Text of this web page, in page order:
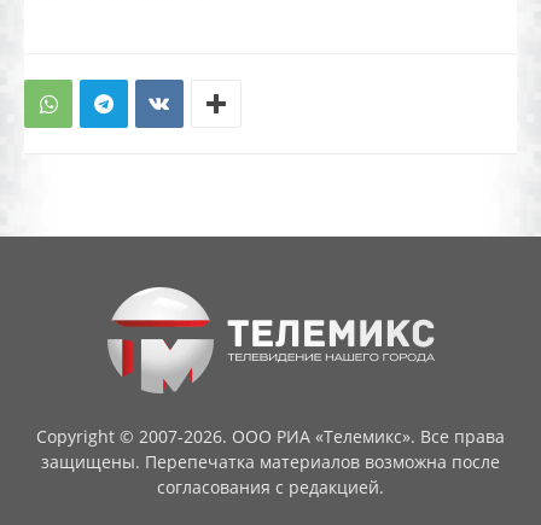
Copyright © 2007-2026. ООО РИА «Телемикс». Все права
защищены. Перепечатка материалов возможна после
согласования с редакцией.